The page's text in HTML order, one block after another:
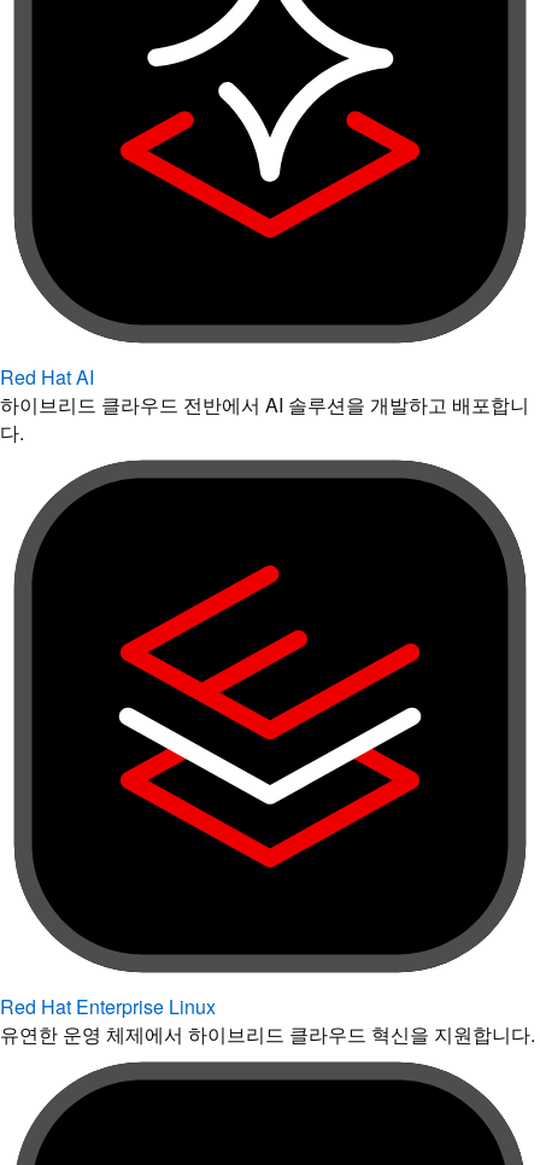
Red Hat AI
하이브리드 클라우드 전반에서 AI 솔루션을 개발하고 배포합니
다.
Red Hat Enterprise Linux
유연한 운영 체제에서 하이브리드 클라우드 혁신을 지원합니다.